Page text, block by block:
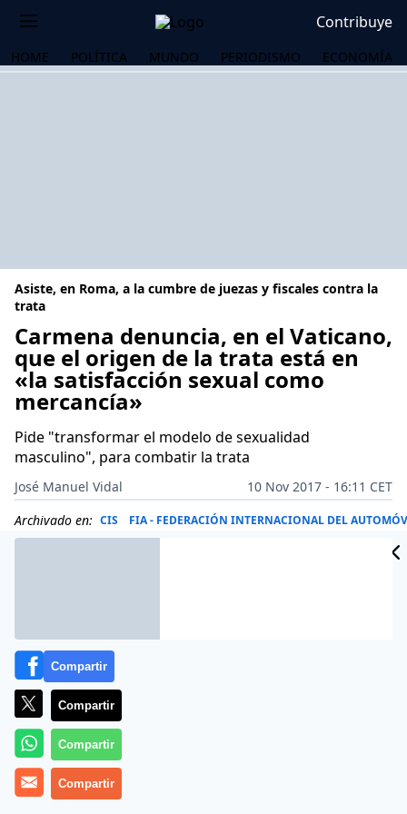
Contribuye
HOME POLÍTICA MUNDO PERIODISMO ECONOMÍA
Asiste, en Roma, a la cumbre de juezas y fiscales contra la
trata
Carmena denuncia, en el Vaticano,
que el origen de la trata está en
«la satisfacción sexual como
mercancía»
Pide "transformar el modelo de sexualidad
masculino", para combatir la trata
José Manuel Vidal
10 Nov 2017 - 16:11 CET
Archivado en: CIS FIA - FEDERACIÓN INTERNACIONAL DEL
Compartir
Compartir
Compartir
Compartir